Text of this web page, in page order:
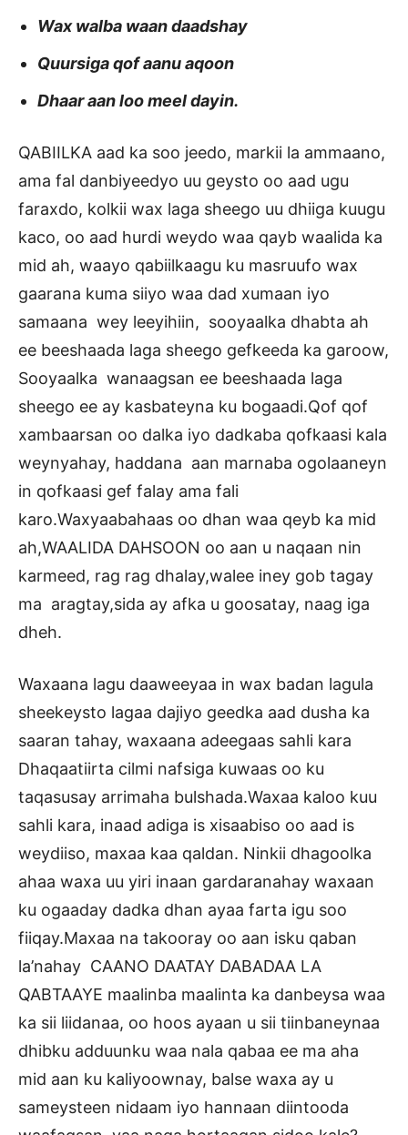
Wax walba waan daadshay
Quursiga qof aanu aqoon
Dhaar aan loo meel dayin.
QABIILKA aad ka soo jeedo, markii la ammaano,
ama fal danbiyeedyo uu geysto oo aad ugu
faraxdo, kolkii wax laga sheego uu dhiiga kuugu
kaco, oo aad hurdi weydo waa qayb waalida ka
mid ah, waayo qabiilkaagu ku masruufo wax
gaarana kuma siiyo waa dad xumaan iyo
samaana wey leeyihiin, sooyaalka dhabta ah
ee beeshaada laga sheego gefkeeda ka garoow,
Sooyaalka wanaagsan ee beeshaada laga
sheego ee ay kasbateyna ku bogaadi.Qof qof
xambaarsan oo dalka iyo dadkaba qofkaasi kala
weynyahay, haddana aan marnaba ogolaaneyn
in qofkaasi gef falay ama fali
karo.Waxyaabahaas oo dhan waa qeyb ka mid
ah,WAALIDA DAHSOON oo aan u naqaan nin
karmeed, rag rag dhalay,walee iney gob tagay
ma aragtay,sida ay afka u goosatay, naag iga
dheh.
Waxaana lagu daaweeyaa in wax badan lagula
sheekeysto lagaa dajiyo geedka aad dusha ka
saaran tahay, waxaana adeegaas sahli kara
Dhaqaatiirta cilmi nafsiga kuwaas oo ku
taqasusay arrimaha bulshada.Waxaa kaloo kuu
sahli kara, inaad adiga is xisaabiso oo aad is
weydiiso, maxaa kaa qaldan. Ninkii dhagoolka
ahaa waxa uu yiri inaan gardaranahay waxaan
ku ogaaday dadka dhan ayaa farta igu soo
fiiqay.Maxaa na takooray oo aan isku qaban
la’nahay CAANO DAATAY DABADAA LA
QABTAAYE maalinba maalinta ka danbeysa waa
ka sii liidanaa, oo hoos ayaan u sii tiinbaneynaa
dhibku adduunku waa nala qabaa ee ma aha
mid aan ku kaliyoownay, balse waxa ay u
sameysteen nidaam iyo hannaan diintooda